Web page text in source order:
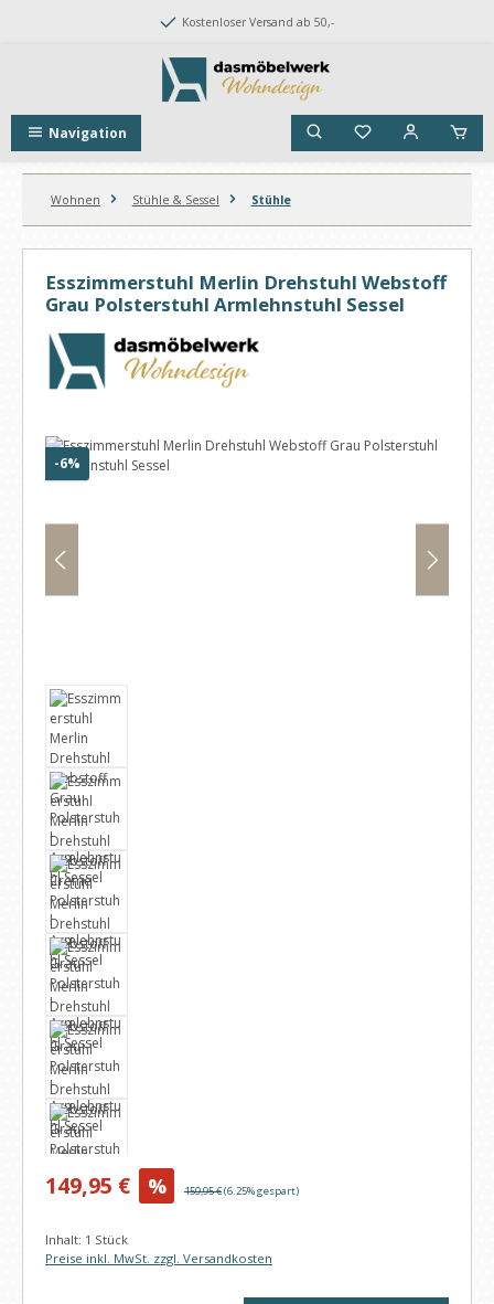
Zum Hauptinhalt springenKostenloser Versand ab 50,-
Navigation
Wohnen Stühle & Sessel Stühle
Esszimmerstuhl Merlin Drehstuhl Webstoff
Grau Polsterstuhl Armlehnstuhl Sessel
Bildergalerie überspringen
-6% Rabatt
Verkaufspreis:
149,95 € % Regulärer Preis:
159,95 €(6.25% gespart)
Inhalt: 1 Stück
Preise inkl. MwSt. zzgl. Versandkosten